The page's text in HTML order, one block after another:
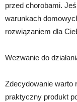
przed chorobami.
warunkach
rozwiązaniem dla
Wezwanie do
Zdecydowanie warto
praktyczny produkt